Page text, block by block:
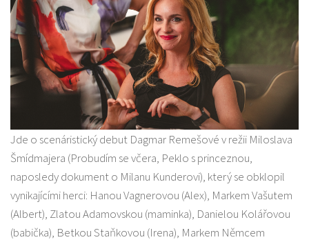
Jde o scenáristický debut Dagmar Remešové v režii Miloslava
Šmídmajera (Probudím se včera, Peklo s princeznou,
naposledy dokument o Milanu Kunderovi), který se obklopil
vynikajícími herci: Hanou Vagnerovou (Alex), Markem Vašutem
(Albert), Zlatou Adamovskou (maminka), Danielou Kolářovou
(babička), Betkou Staňkovou (Irena), Markem Němcem